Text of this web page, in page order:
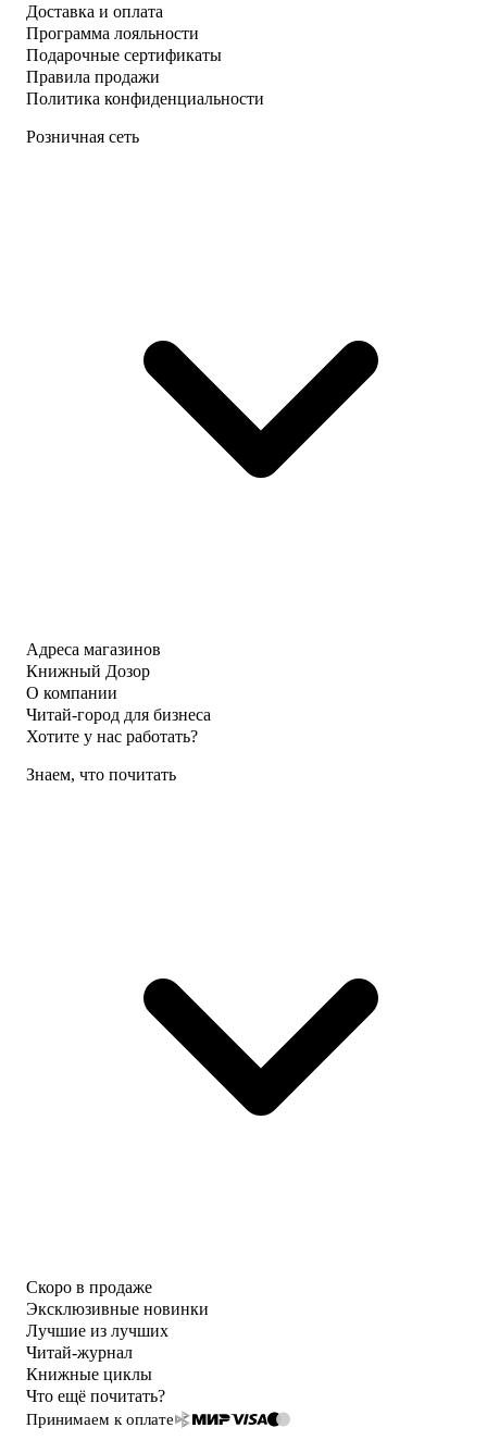
Доставка и оплата
Программа лояльности
Подарочные сертификаты
Правила продажи
Политика конфиденциальности
Розничная сеть
Адреса магазинов
Книжный Дозор
О компании
Читай-город для бизнеса
Хотите у нас работать?
Знаем, что почитать
Скоро в продаже
Эксклюзивные новинки
Лучшие из лучших
Читай-журнал
Книжные циклы
Что ещё почитать?
Принимаем к оплате